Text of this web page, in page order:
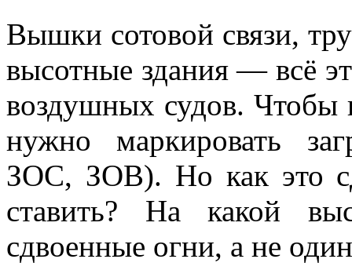
Вышки сотовой связи,
высотные здания — всё
воздушных судов. Чтобы
нужно маркировать
ЗОС, ЗОВ). Но как это
ставить? На какой
сдвоенные огни, а не